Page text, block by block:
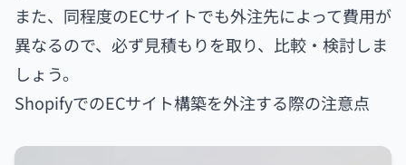
また、同程度のECサイトでも外注先によって費用が
異なるので、必ず見積もりを取り、比較・検討しま
しょう。
ShopifyでのECサイト構築を外注する際の注意点